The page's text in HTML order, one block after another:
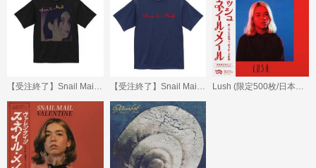
【受注終了】Snail Mail Portrait T-shirts 【受注終了】Snail Mail Logo T-shirts Lush (限定500枚/日本語帯付LP)